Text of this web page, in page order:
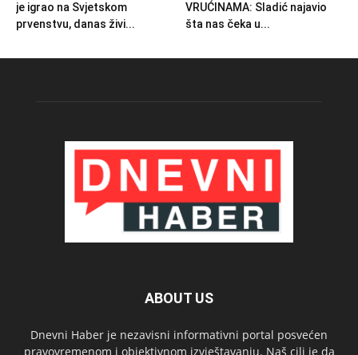
je igrao na Svjetskom
prvenstvu, danas živi...
VRUĆINAMA: Sladić najavio
šta nas čeka u...
ABOUT US
Dnevni Haber je nezavisni informativni portal posvećen
pravovremenom i objektivnom izvještavanju. Naš cilj je da